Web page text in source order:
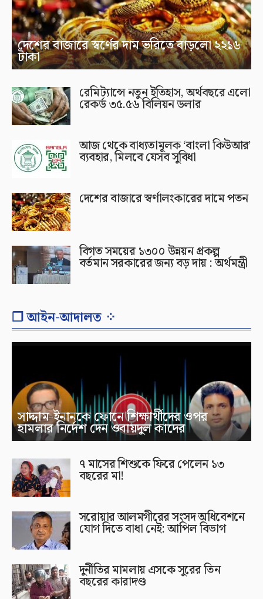
দেশের বাজারে স্বর্ণের দাম ভরিতে বাড়লো ২২১৬
টাকা
রেমিট্যান্সে নতুন ইতিহাস, অর্থবছরে এলো
রেকর্ড ৩৫.৫৬ বিলিয়ন ডলার
আজ থেকে বাধ্যতামূলক ‘বাংলা কিউআর’
ব্যবহার, মিলবে যেসব সুবিধা
দেশের বাজারে স্বর্ণালংকারের দামে পতন
বিগত সময়ের ১৩০০ উন্নয়ন প্রকল্প
বর্তমান সরকারের জন্য বড় দায় : অর্থমন্ত্রী
❐ আইন-আদালত ⁘
সাদ্দাম-ইনানকে ফোনে শিক্ষার্থীদের ওপর
হামলার নির্দেশ দেন ওবায়দুল কাদের
৭ মাসের শিশুকে ফিরে পেলেন ১৩
বছরের মা!
সরোয়ার আলমগীরের সংসদ অধিবেশনে
যোগ দিতে বাধা নেই: আপিল বিভাগ
দুর্নীতির মামলায় এসকে সুরের তিন
বছরের কারাদণ্ড